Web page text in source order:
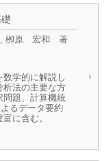
栁原 宏和 著
学的に解説し
析法の主要な方
問題、計算機統
るデータ要約
に含む。